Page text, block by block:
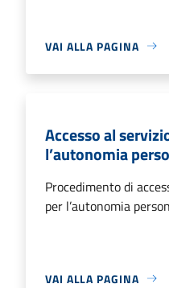
VAI ALLA PAGINA
Accesso al
l’autonomia
Procedimento di
per l’autonomia
VAI ALLA PAGINA